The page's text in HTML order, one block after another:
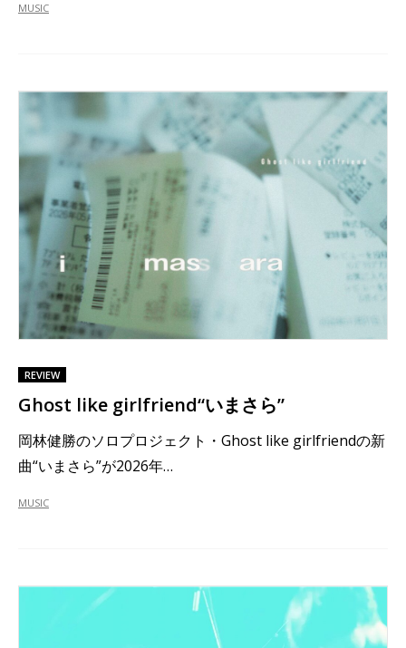
MUSIC
REVIEW
Ghost like girlfriend“いまさら”
岡林健勝のソロプロジェクト・Ghost like girlfriendの新
曲“いまさら”が2026年…
MUSIC